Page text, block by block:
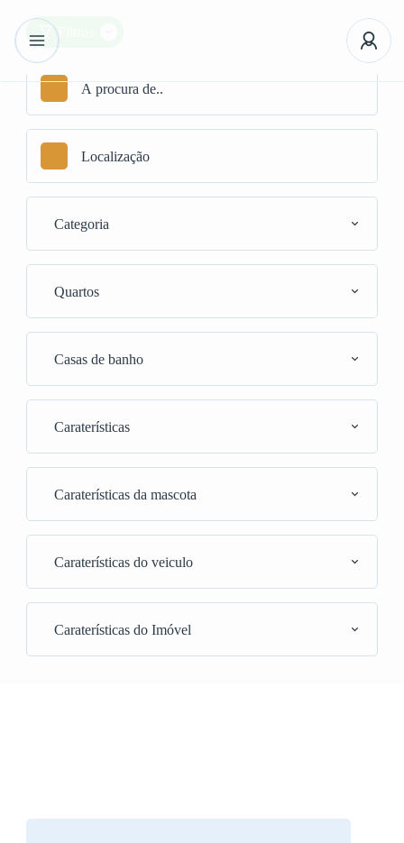
Filtros
Categoria
Quartos
Casas de banho
Caraterísticas
Caraterísticas da mascota
Caraterísticas do veiculo
Caraterísticas do Imóvel